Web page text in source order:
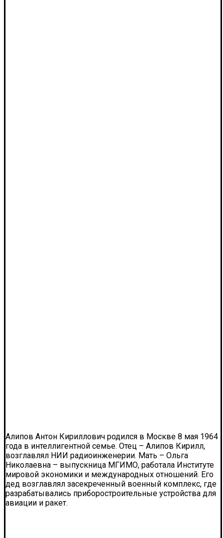
Алипов Антон Кириллович родился в Москве 8 мая 1964
года в интеллигентной семье. Отец – Алипов Кирилл,
возглавлял НИИ радиоинженерии. Мать – Ольга
Николаевна – выпускница МГИМО, работала Институте
мировой экономики и международных отношений. Его
дед возглавлял засекреченный военный комплекс, где
разрабатывались приборостроительные устройства для
авиации и ракет.